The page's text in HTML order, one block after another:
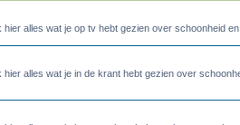
hier alles wat je op tv hebt gezien over schoonheid
hier alles wat je in de krant hebt gezien over